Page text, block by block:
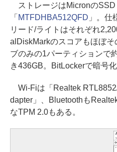
ストレージはMicronのSSD
「 MTFDHBA512QFD 」。仕
リード/ライトはそれぞれ
alDiskMarkのスコアもほぼ
ブのみの1パーティションで
き436GB。BitLockerで暗号化
Wi-Fiは「Realtek
dapter」、Bluetoothも
なTPM 2.0もある。